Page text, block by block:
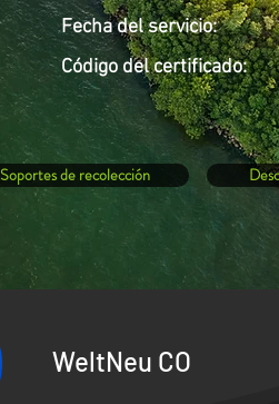
Fecha del servicio:
Código delcertificado:
Soportes de recolección
WeltNeu CO